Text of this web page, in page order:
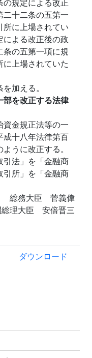
十二条の五第一
に上場されてい
による改正後の政
の五第一項に規
上場されていた
加える。
部を改正する法律
資金規正法等の一
成十八年法律第百
うに改正する。
引法」を「金融商
引所」を「金融商
総務大臣 菅義偉
総理大臣 安倍晋三
ダウンロード